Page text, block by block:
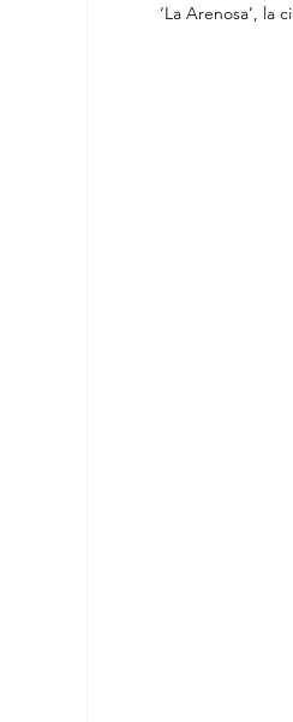
‘La Arenosa’,